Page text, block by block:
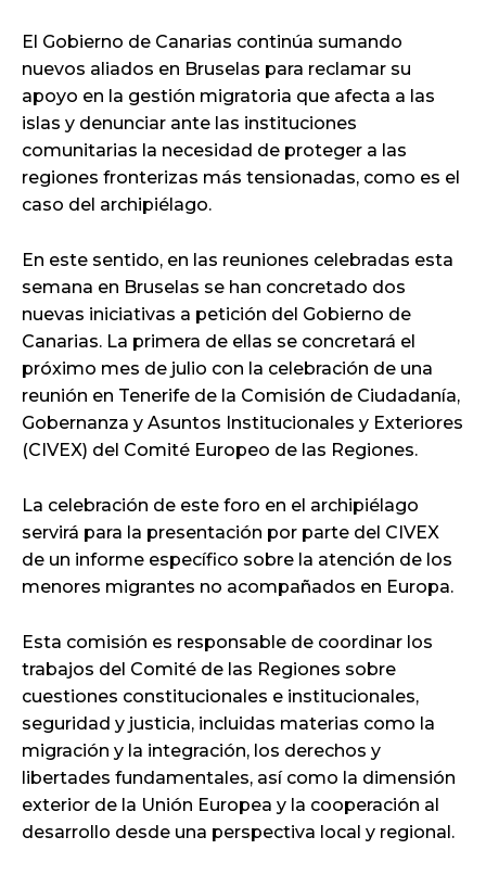
El Gobierno de Canarias continúa sumando
nuevos aliados en Bruselas para reclamar su
apoyo en la gestión migratoria que afecta a las
islas y denunciar ante las instituciones
comunitarias la necesidad de proteger a las
regiones fronterizas más tensionadas, como es el
caso del archipiélago.
En este sentido, en las reuniones celebradas esta
semana en Bruselas se han concretado dos
nuevas iniciativas a petición del Gobierno de
Canarias. La primera de ellas se concretará el
próximo mes de julio con la celebración de una
reunión en Tenerife de la Comisión de Ciudadanía,
Gobernanza y Asuntos Institucionales y Exteriores
(CIVEX) del Comité Europeo de las Regiones.
La celebración de este foro en el archipiélago
servirá para la presentación por parte del CIVEX
de un informe específico sobre la atención de los
menores migrantes no acompañados en Europa.
Esta comisión es responsable de coordinar los
trabajos del Comité de las Regiones sobre
cuestiones constitucionales e institucionales,
seguridad y justicia, incluidas materias como la
migración y la integración, los derechos y
libertades fundamentales, así como la dimensión
exterior de la Unión Europea y la cooperación al
desarrollo desde una perspectiva local y regional.